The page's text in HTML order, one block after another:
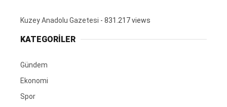
Kuzey Anadolu Gazetesi - 831.217 views
KATEGORİLER
Gündem
Ekonomi
Spor